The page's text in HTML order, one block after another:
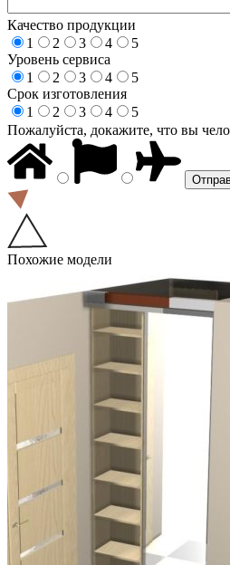
Качество продукции
1
2 3 4
5
Уровень сервиса
1
2 3 4
5
Срок изготовления
1
2 3 4
5
Пожалуйста, докажите, что вы
Похожие модели